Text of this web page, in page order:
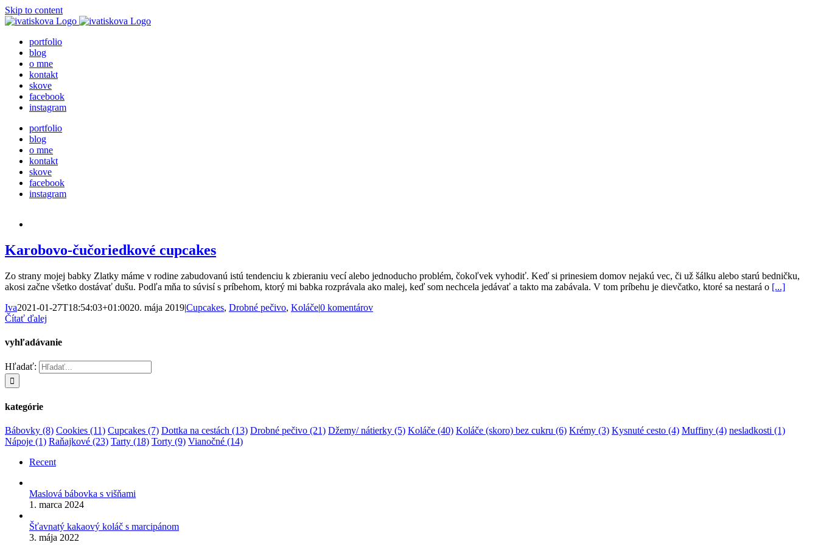
Skip to content
portfolio
blog
o mne
kontakt
skove
facebook
instagram
portfolio
blog
o mne
kontakt
skove
facebook
instagram
Karobovo-čučoriedkové cupcakes
Zo strany mojej babky Zlatky máme v rodine zabudovanú istú tendenciu k zbieraniu vecí alebo jednoducho problém, čokoľvek vyhodiť. Keď si prinesiem domov nejakú vec, či už šálku alebo starú bedničku,
akosi začne všetko dostávať dušu. Podľa mňa to súvisí s príbehom, ktorý mi babka rozprávala ako malej, keď som nechcela jedávať a takto ma zabávala. V tom príbehu je dievčatko, ktoré sa nestará o [...]
Iva2021-01-27T18:54:03+01:0020. mája 2019|Cupcakes, Drobné pečivo, Koláče|0 komentárov
Čítať ďalej
vyhľadávanie
Hľadať:
kategórie
Bábovky (8) Cookies (11) Cupcakes (7) Dottka na cestách (13) Drobné pečivo (21) Džemy/ nátierky (5) Koláče (40) Koláče (skoro) bez cukru (6) Krémy (3) Kysnuté cesto (4) Muffiny (4) nesladkosti (1)
Nápoje (1) Raňajkové (23) Tarty (18) Torty (9) Vianočné (14)
Recent
Maslová bábovka s višňami
1. marca 2024
Šťavnatý kakaový koláč s marcipánom
3. mája 2022